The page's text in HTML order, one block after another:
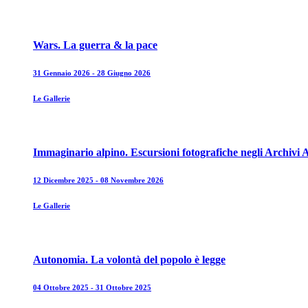
Wars. La guerra & la pace
31 Gennaio 2026 - 28 Giugno 2026
Le Gallerie
Immaginario alpino. Escursioni fotografiche negli Archivi
12 Dicembre 2025 - 08 Novembre 2026
Le Gallerie
Autonomia. La volontà del popolo è legge
04 Ottobre 2025 - 31 Ottobre 2025